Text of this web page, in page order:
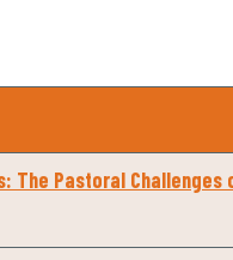
The Pastoral